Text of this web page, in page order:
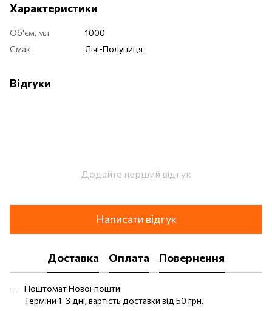
Характеристики
Об'єм, мл
1000
Смак
Лічі-Полуниця
Відгуки
Додайте перший відгук
Написати відгук
Доставка Оплата Повернення
Поштомат Нової пошти
Терміни 1-3 дні, вартість доставки від 50 грн.